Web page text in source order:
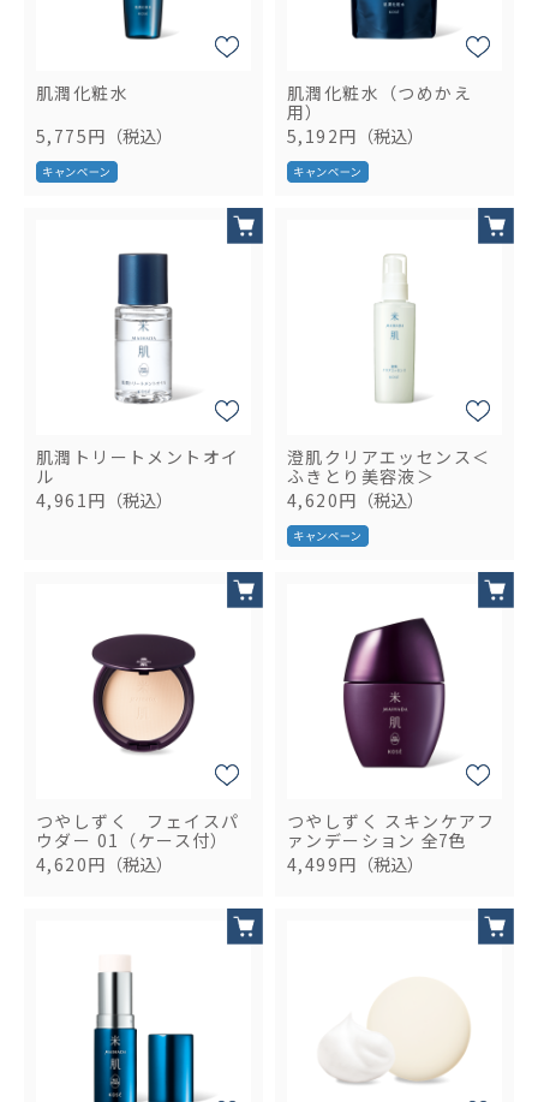
肌潤化粧水
5,775円 （税込）
肌潤化粧水（つめかえ
用）
5,192円 （税込）
肌潤トリートメントオイ
ル
4,961円 （税込）
澄肌クリアエッセンス＜
ふきとり美容液＞
4,620円 （税込）
つやしずく フェイスパ
ウダー 01（ケース付）
4,620円 （税込）
つやしずく スキンケアフ
ァンデーション全7色
4,499円 （税込）